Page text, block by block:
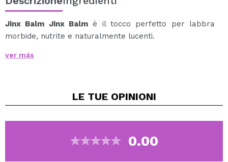
Jinx Balm Jinx Balm è il tocco perfetto per labbra
morbide, nutrite e naturalmente lucenti.
intensa e un comfort duraturo, lasciando una delicata
Arricchito con ingredienti nutrienti, questo balsamo
morbide e luminose per tutto il giorno.
abbinato al tuo eyeliner preferito per esaltarne il
ver más
LE TUE OPINIONI
0.00